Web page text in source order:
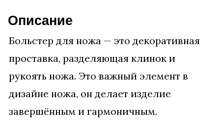
Описание
Больстер для ножа — это декоративная
проставка, разделяющая клинок и
рукоять ножа. Это важный элемент в
дизайне ножа, он делает изделие
завершённым и гармоничным.